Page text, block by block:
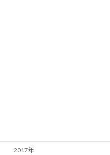
2017年